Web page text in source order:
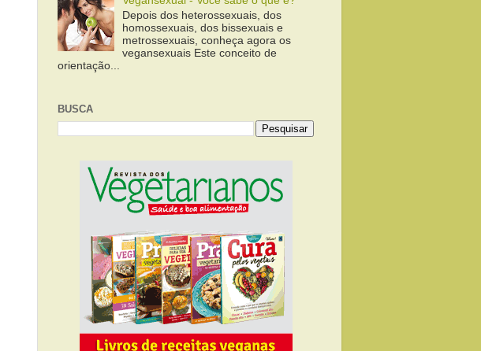
Depois dos heterossexuais, dos
homossexuais, dos bissexuais e
metrossexuais, conheça agora os
vegansexuais Este conceito de
orientação...
BUSCA